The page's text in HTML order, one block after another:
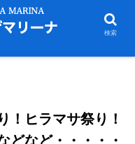
！ヒラマサ祭り！
どなど・・・・・
検索